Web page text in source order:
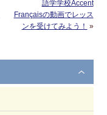
語学学校Accent
Françaisの動画でレッス
ンを受けてみよう！ »